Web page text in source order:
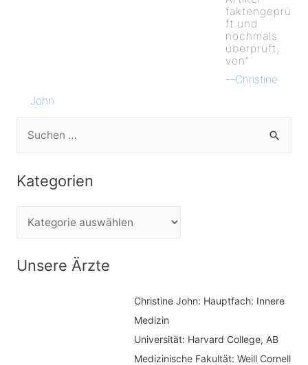
faktengeprü
ft und
nochmals
überprüft,
von”
--Christine
John
Kategorien
tUnsere Ärzte
Christine John: Hauptfach: Innere
Medizin
Universität: Harvard College, AB
Medizinische Fakultät: Weill Cornell